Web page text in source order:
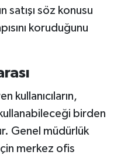
satışı söz konusu
koruduğunu
kullanıcıların,
birden
Genel müdürlük
merkez ofis